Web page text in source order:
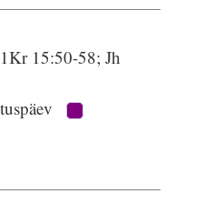
15:50-58; Jh